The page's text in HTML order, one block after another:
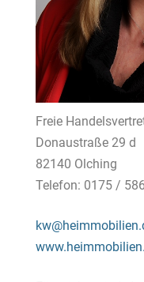
Freie
Donaustraße 29 d
82140 Olching
Telefon: 0175 /